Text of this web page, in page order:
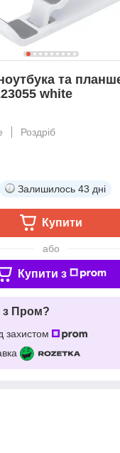
та
white
Роздріб
Залишилось 43 дні
Купити
або
Купити з
з Пром?
захистом